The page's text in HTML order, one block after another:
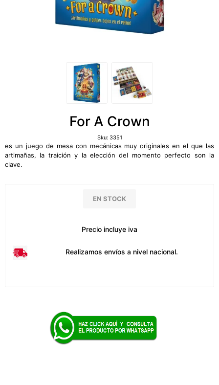
For A Crown
Sku: 3351
es un juego de mesa con mecánicas muy originales en el que las
artimañas, la traición y la elección del momento perfecto son la
clave.
EN STOCK
Precio incluye iva
Realizamos envíos a nivel nacional.